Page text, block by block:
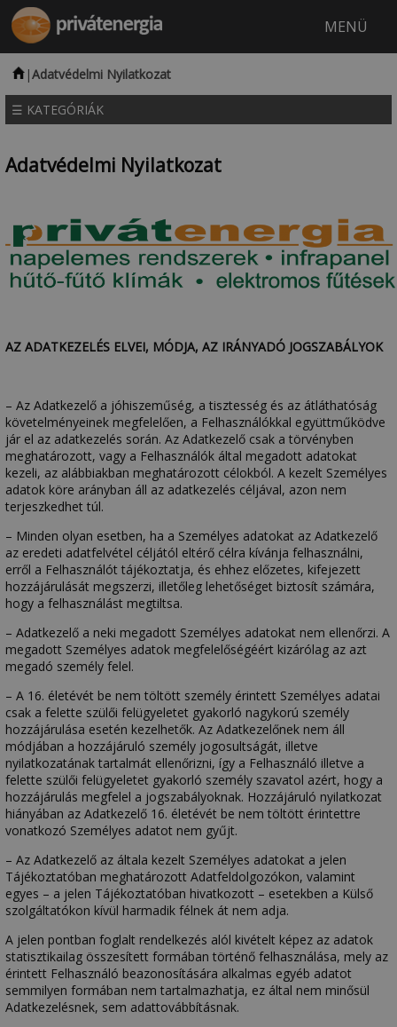
MENÜ
|Adatvédelmi Nyilatkozat
Adatvédelmi Nyilatkozat
AZ ADATKEZELÉS ELVEI, MÓDJA, AZ IRÁNYADÓ JOGSZABÁLYOK
– Az Adatkezelő a jóhiszeműség, a tisztesség és az átláthatóság
követelményeinek megfelelően, a Felhasználókkal együttműködve
jár el az adatkezelés során. Az Adatkezelő csak a törvényben
meghatározott, vagy a Felhasználók által megadott adatokat
kezeli, az alábbiakban meghatározott célokból. A kezelt Személyes
adatok köre arányban áll az adatkezelés céljával, azon nem
terjeszkedhet túl.
– Minden olyan esetben, ha a Személyes adatokat az Adatkezelő
az eredeti adatfelvétel céljától eltérő célra kívánja felhasználni,
erről a Felhasználót tájékoztatja, és ehhez előzetes, kifejezett
hozzájárulását megszerzi, illetőleg lehetőséget biztosít számára,
hogy a felhasználást megtiltsa.
– Adatkezelő a neki megadott Személyes adatokat nem ellenőrzi. A
megadott Személyes adatok megfelelőségéért kizárólag az azt
megadó személy felel.
– A 16. életévét be nem töltött személy érintett Személyes adatai
csak a felette szülői felügyeletet gyakorló nagykorú személy
hozzájárulása esetén kezelhetők. Az Adatkezelőnek nem áll
módjában a hozzájáruló személy jogosultságát, illetve
nyilatkozatának tartalmát ellenőrizni, így a Felhasználó illetve a
felette szülői felügyeletet gyakorló személy szavatol azért, hogy a
hozzájárulás megfelel a jogszabályoknak. Hozzájáruló nyilatkozat
hiányában az Adatkezelő 16. életévét be nem töltött érintettre
vonatkozó Személyes adatot nem gyűjt.
– Az Adatkezelő az általa kezelt Személyes adatokat a jelen
Tájékoztatóban meghatározott Adatfeldolgozókon, valamint
egyes – a jelen Tájékoztatóban hivatkozott – esetekben a Külső
szolgáltatókon kívül harmadik félnek át nem adja.
A jelen pontban foglalt rendelkezés alól kivételt képez az adatok
statisztikailag összesített formában történő felhasználása, mely az
érintett Felhasználó beazonosítására alkalmas egyéb adatot
semmilyen formában nem tartalmazhatja, ez által nem minősül
Adatkezelésnek, sem adattovábbításnak.
☰ KATEGÓRIÁK
NAPELEM
INFRAFŰTÉS
ELEKTROMOS PADLÓFŰTÉS
HŰTŐ-FŰTŐ KLÍMA